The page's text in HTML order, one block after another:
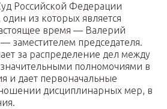
Российской Федерации
один из которых является
время — Валерий
заместителем председателя.
за распределение дел между
значительными полномочиями в
и дает первоначальные
дисциплинарных мер, в